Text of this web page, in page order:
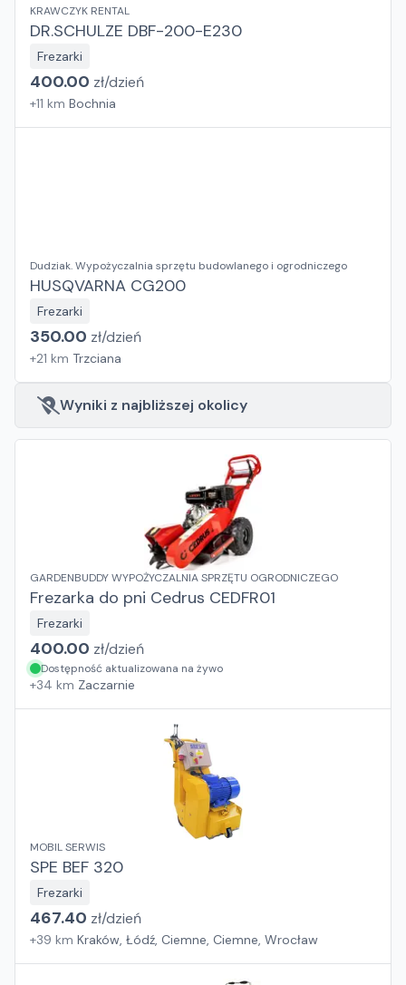
KRAWCZYK RENTAL
DR.SCHULZE DBF-200-E230
Frezarki
400.00 zł/dzień
+11 km Bochnia
Dudziak. Wypożyczalnia sprzętu budowlanego i ogrodniczego
HUSQVARNA CG200
Frezarki
350.00 zł/dzień
+21 km Trzciana
Wyniki z najbliższej okolicy
GARDENBUDDY WYPOŻYCZALNIA SPRZĘTU OGRODNICZEGO
Frezarka do pni Cedrus CEDFR01
Frezarki
400.00 zł/dzień
Dostępność aktualizowana na żywo
+34 km Zaczarnie
MOBIL SERWIS
SPE BEF 320
Frezarki
467.40 zł/dzień
+39 km Kraków, Łódź, Ciemne, Ciemne, Wrocław